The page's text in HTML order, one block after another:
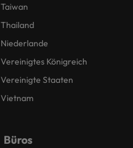
Taiwan
Thailand
Niederlande
Vereinigtes Königreich
Vereinigte Staaten
Vietnam
Büros